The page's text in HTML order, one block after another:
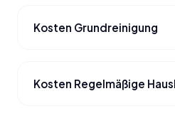
Kosten Grundreinigung
Kosten Regelmäßige